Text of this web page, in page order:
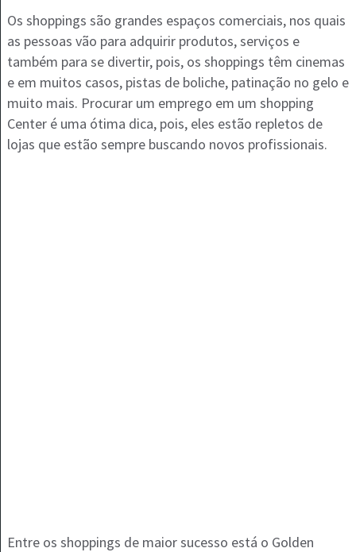
Os shoppings são grandes espaços comerciais, nos quais
as pessoas vão para adquirir produtos, serviços e
também para se divertir, pois, os shoppings têm cinemas
e em muitos casos, pistas de boliche, patinação no gelo e
muito mais. Procurar um emprego em um shopping
Center é uma ótima dica, pois, eles estão repletos de
lojas que estão sempre buscando novos profissionais.
Entre os shoppings de maior sucesso está o Golden